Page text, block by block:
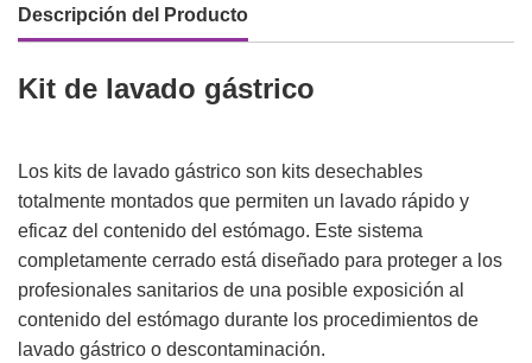
Descripción del Producto
Kit de lavado gástrico
Los kits de lavado gástrico son kits desechables
totalmente montados que permiten un lavado rápido y
eficaz del contenido del estómago. Este sistema
completamente cerrado está diseñado para proteger a los
profesionales sanitarios de una posible exposición al
contenido del estómago durante los procedimientos de
lavado gástrico o descontaminación.